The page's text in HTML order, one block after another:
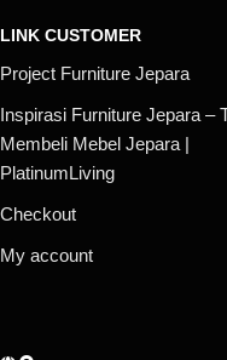
LINK CUSTOMER
Project Furniture Jepara
Inspirasi Furniture Jepara –
Membeli Mebel Jepara |
PlatinumLiving
Checkout
My account